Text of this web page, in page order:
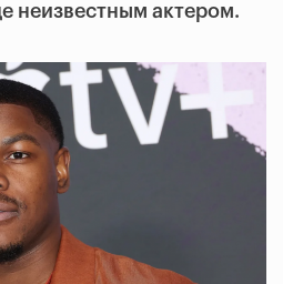
неизвестным актером.